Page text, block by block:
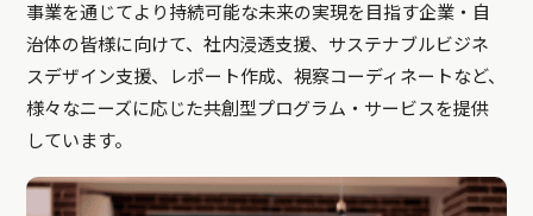
事業を通じてより持続可能な未来の実現を目指す企業・自
治体の皆様に向けて、社内浸透支援、サステナブルビジネ
スデザイン支援、レポート作成、視察コーディネートなど、
様々なニーズに応じた共創型プログラム・サービスを提供
しています。